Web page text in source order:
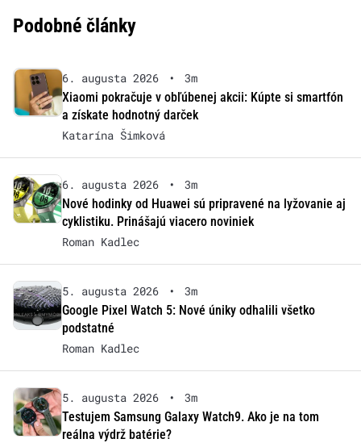
Podobné články
6. augusta 2026 •
3m
Xiaomi pokračuje v obľúbenej akcii: Kúpte si smartfón
a získate hodnotný darček
Katarína Šimková
6. augusta 2026 •
3m
Nové hodinky od Huawei sú pripravené na lyžovanie aj
cyklistiku. Prinášajú viacero noviniek
Roman Kadlec
5. augusta 2026 •
3m
Google Pixel Watch 5: Nové úniky odhalili všetko
podstatné
Roman Kadlec
5. augusta 2026 •
3m
Testujem Samsung Galaxy Watch9. Ako je na tom
reálna výdrž batérie?